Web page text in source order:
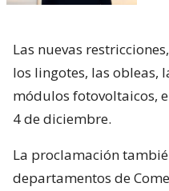
Las nuevas
los lingotes, las obleas,
módulos fotovoltaicos,
4 de diciembre.
La proclamación
departamentos de